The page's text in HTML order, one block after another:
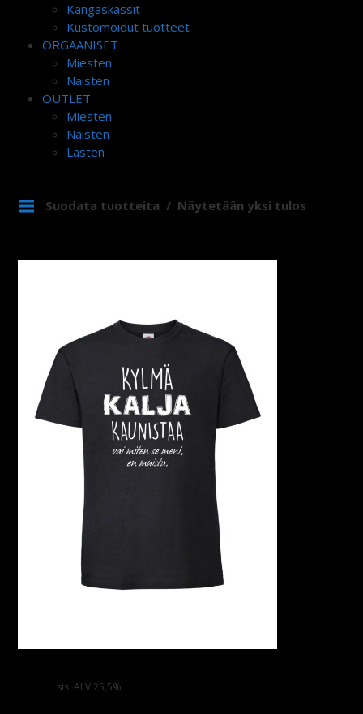
Kangaskassit
Kustomoidut tuotteet
ORGAANISET
Miesten
Naisten
OUTLET
Miesten
Naisten
Lasten
Suodata tuotteita Näytetään yksi tulos
sis. ALV 25,5%